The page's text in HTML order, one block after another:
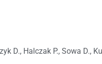
D., Halczak P., Sowa D.,